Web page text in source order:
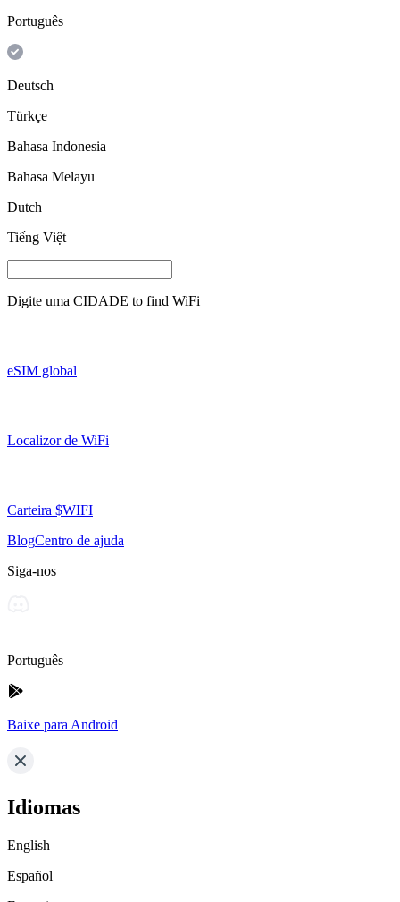
Português
Deutsch
Türkçe
Bahasa Indonesia
Bahasa Melayu
Dutch
Tiếng Việt
Digite uma CIDADE to find WiFi
eSIM global
Localizor de WiFi
Carteira $WIFI
BlogCentro de ajuda
Siga-nos
Português
Baixe para Android
Idiomas
English
Español